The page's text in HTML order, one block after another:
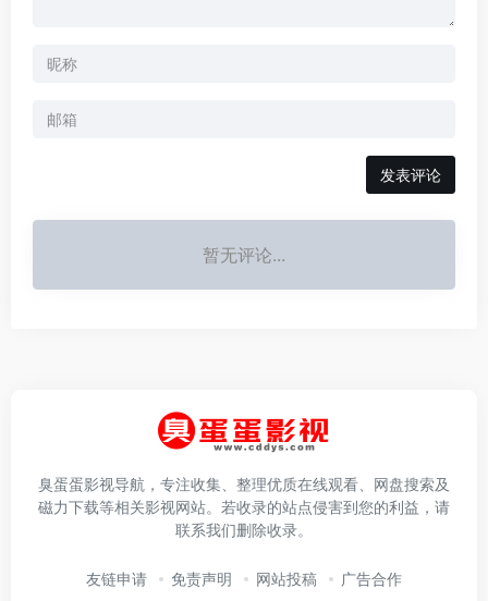
发表评论
暂无评论...
臭蛋蛋影视导航，专注收集、整理优质在线观看、网盘搜索及
磁力下载等相关影视网站。若收录的站点侵害到您的利益，请
联系我们删除收录。
友链申请 免责声明 网站投稿 广告合作